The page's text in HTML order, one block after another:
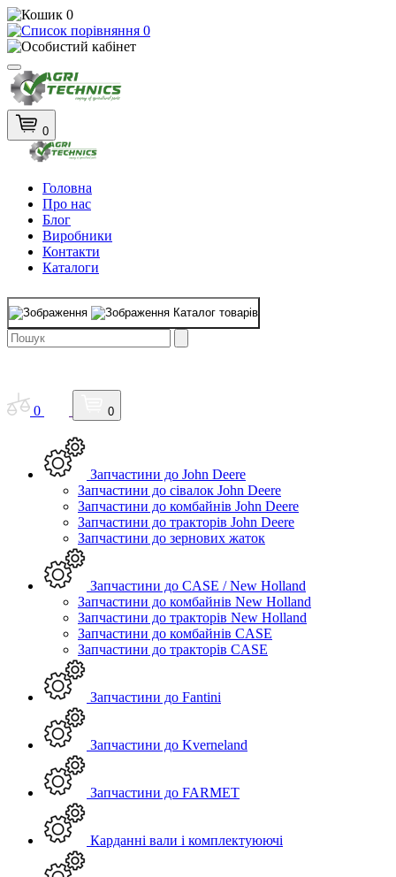
0
0
0
Головна
Про нас
Блог
Виробники
Контакти
Каталоги
Каталог товарів
0 0
Запчастини до John Deere
Запчастини до сівалок John Deere
Запчастини до комбайнів John Deere
Запчастини до тракторів John Deere
Запчастини до зернових жаток
Запчастини до CASE / New Holland
Запчастини до комбайнів New Holland
Запчастини до тракторів New Holland
Запчастини до комбайнів CASE
Запчастини до тракторів CASE
Запчастини до Fantini
Запчастини до Kverneland
Запчастини до FARMET
Карданні вали і комплектуюючі